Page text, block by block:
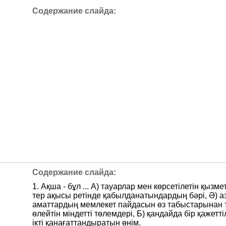
1. Ақша - бұл ... А) тауарлар мен көрсетілетін
тер ақысы ретінде қабылданатындардың бәрі, Ә)
аматтардың мемлекет пайдасын өз табыстарынан
өлейтін міндетті төлемдері, Б) қандайда бір
ікті қанағаттандыратын өнім.